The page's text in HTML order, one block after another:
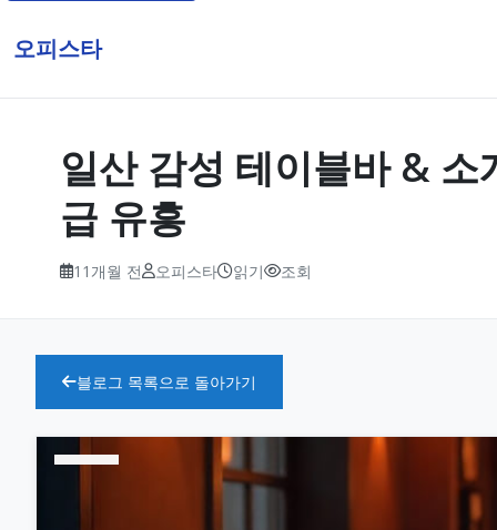
오피스타
일산 감성 테이블바 & 소
급 유흥
11개월 전 오피스타 읽기 조회
블로그 목록으로 돌아가기